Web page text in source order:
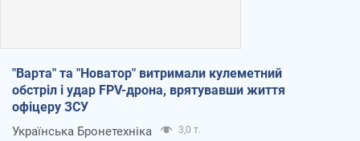
"Варта" та "Новатор" витримали кулеметний
обстріл і удар FPV-дрона, врятувавши життя
офіцеру ЗСУ
Українська Бронетехніка 3,0 т.